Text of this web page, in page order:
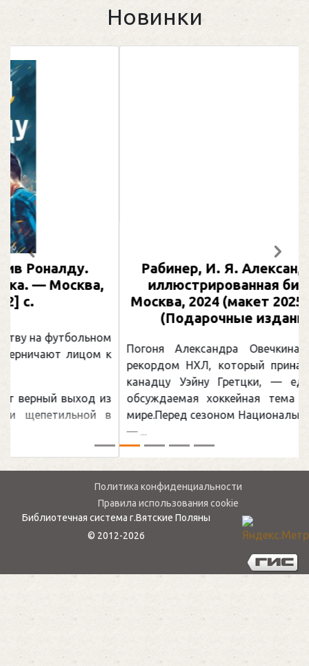
Новинки
Рабинер, И. Я. Александр Овечкин :
иллюстрированная биография. —
Москва, 2024 (макет 2025). — 133, [2] с.
(Подарочные издания. Спорт)
Погоня Александра Овечкина за снайперским
рекордом НХЛ, который принадлежит великому
канадцу Уэйну Гретцки, — едва ли не самая
обсуждаемая хоккейная тема последних лет в
мире.Перед сезоном Национальной хоккейной лиги
Предыдущий
Политика конфиденциальности
Правила использования cookie